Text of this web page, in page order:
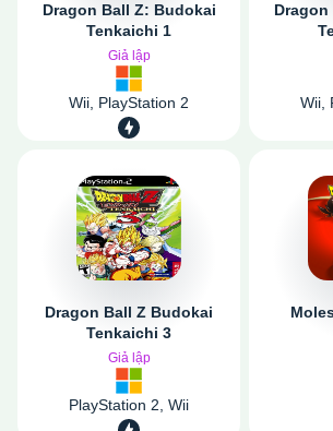
Dragon Ball Z: Budokai
Tenkaichi 1
Giả lập
Wii, PlayStation 2 Wii,
Dragon Ball Z Budokai
Tenkaichi 3
Giả lập
PlayStation 2, Wii